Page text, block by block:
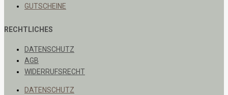
GUTSCHEINE
RECHTLICHES
DATENSCHUTZ
AGB
WIDERRUFSRECHT
DATENSCHUTZ